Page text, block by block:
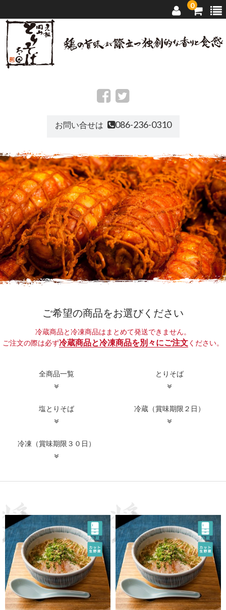
0
通信販売
お問い合せ
お問い合せは 086-236-0310
ご希望の商品をお選びください
冷蔵商品と冷凍商品はまとめて発送できません。
ご注文の際は必ず冷蔵商品と冷凍商品を別々にご注文ください。
全商品一覧 とりそば
塩とりそば 冷蔵（賞味期限２日）
冷凍（賞味期限３０日）